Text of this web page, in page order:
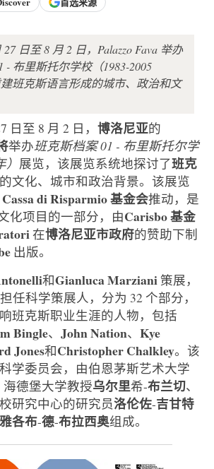
27 日至 8 月 2 日，Palazzo Fava 举办
- 布里斯托尔学校（1983-2005
班克斯语言形成的城市、政治和文
日至 8 月 2 日， 博洛尼亚的
举办班克斯档案 01 - 布里斯托尔学
展览，该展览系统地探讨了班克
文化、城市和政治背景。该展览
di Risparmio 基金会推动，是
化项目的一部分，由Carisbo 基金
在博洛尼亚市政府的赞助下制
出版。
和GianlucaMarziani策展，
担任科学策展人，分为 32 个部分，
班克斯职业生涯的人物，包括
Bingle、 JohnNation、 Kye
Jones和ChristopherChalkley。该
学委员会，由伯恩茅斯艺术大学
海德堡大学教授乌尔里希-布兰切、
研究中心的研究员洛伦佐-吉甘特
雅各布-德-布拉西奥组成。